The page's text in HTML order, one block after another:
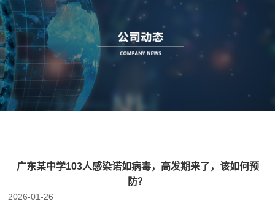
广东某中学103人感染诺如病毒，高发期来了，该如何预
防？
2026-01-26